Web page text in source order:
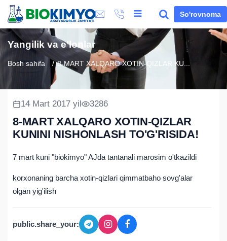
So'rovnoma
Yangilik va e'lonlar
Bosh sahifa 8-MART XALQARO XOTIN-QIZLAR KU...
14 Mart 2017 yil 3286
8-MART XALQARO XOTIN-QIZLAR
KUNINI NISHONLASH TO'G'RISIDA!
7 mart kuni "biokimyo" AJda tantanali marosim o'tkazildi
korxonaning barcha xotin-qizlari qimmatbaho sovg'alar
olgan yig'ilish
public.share_your: